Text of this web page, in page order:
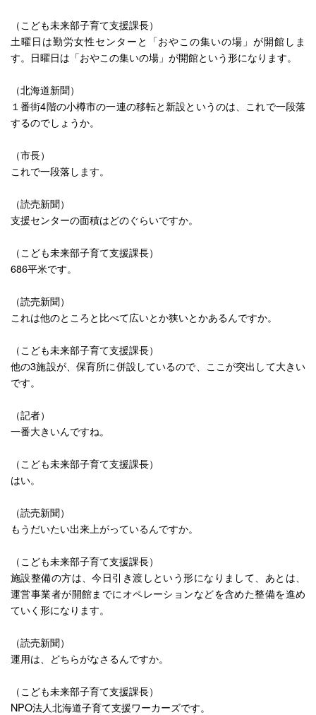
（こども未来部子育て支援課長）
土曜日は勤労女性センターと「おやこの集いの場」が開館しま
す。日曜日は「おやこの集いの場」が開館という形になります。
（北海道新聞）
１番街4階の小樽市の一連の移転と新設というのは、これで一段落
するのでしょうか。
（市長）
これで一段落します。
（読売新聞）
支援センターの面積はどのぐらいですか。
（こども未来部子育て支援課長）
686平米です。
（読売新聞）
これは他のところと比べて広いとか狭いとかあるんですか。
（こども未来部子育て支援課長）
他の3施設が、保育所に併設しているので、ここが突出して大きい
です。
（記者）
一番大きいんですね。
（こども未来部子育て支援課長）
はい。
（読売新聞）
もうだいたい出来上がっているんですか。
（こども未来部子育て支援課長）
施設整備の方は、今日引き渡しという形になりまして、あとは、
運営事業者が開館までにオペレーションなどを含めた整備を進め
ていく形になります。
（読売新聞）
運用は、どちらがなさるんですか。
（こども未来部子育て支援課長）
NPO法人北海道子育て支援ワーカーズです。